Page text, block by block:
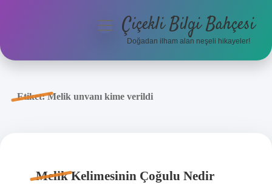
Anasayfa
menüyüÇiçekli Bilgi Bahçesi
Doğadan ilham alan neşeli hikayeler!
Etiket:Melik unvanı kime verildi
Melik Kelimesinin Çoğulu Nedir